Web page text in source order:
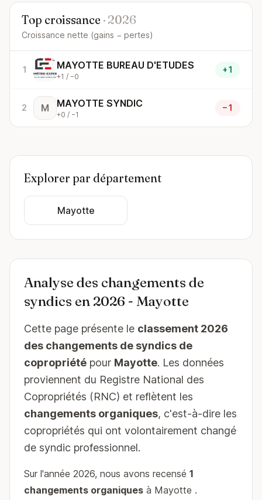
Top croissance · 2026
Croissance nette (gains − pertes)
1 MAYOTTE BUREAU D'ETUDES
+1 / −0
+1
2 M MAYOTTE SYNDIC
+0 / −1
−1
Explorer par département
Mayotte
Analyse des changements de
syndics en 2026 - Mayotte
Cette page présente le classement 2026
des changements de syndics de
copropriété pour Mayotte. Les données
proviennent du Registre National des
Copropriétés (RNC) et reflètent les
changements organiques, c'est-à-dire les
copropriétés qui ont volontairement changé
de syndic professionnel.
Sur l'année 2026, nous avons recensé 1
changements organiques à Mayotte .